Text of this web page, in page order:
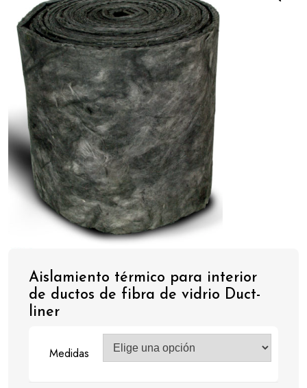
Aislamiento térmico para interior
de ductos de fibra de vidrio Duct-
liner
Medidas